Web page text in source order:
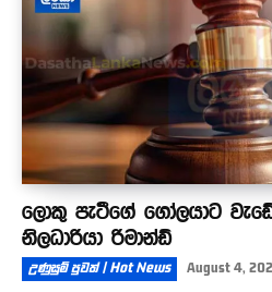
ලොකු පැටීගේ ගෝලයාට
නිලධාරියා රිමාන්ඩ්
උණුසුම් පුවත් | Hot News August 4,